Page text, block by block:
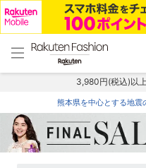
menu home
トップ
3,980円(税込)以
熊本県を中心とする地震